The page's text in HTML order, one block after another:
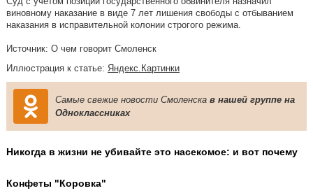
виновному наказание в виде 7 лет лишения свободы с отбыванием
наказания в исправительной колонии строгого режима.
Источник: О чем говорит Смоленск
Иллюстрация к статье: Яндекс.Картинки
Самые свежие новости Смоленска в нашей группе на
Одноклассниках
Никогда в жизни не убивайте это насекомое: и вот почему
Конфеты "Коровка"